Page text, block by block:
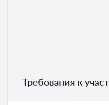
Требования к